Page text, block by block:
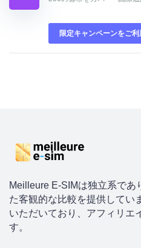
限定キャンペーンをご
Meilleure E-SIMは独立系であ
た客観的な比較を提供してい
いただいており、アフィリエ
す。